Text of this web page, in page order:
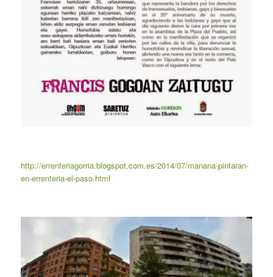
http://errenteriagorria.blogspot.com.es/2014/07/manana-pintaran-
en-errenteria-el-paso.html